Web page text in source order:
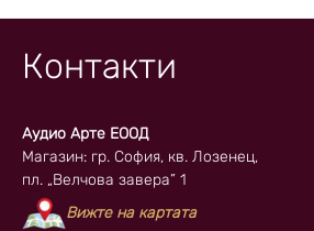
Контакти
Аудио Арте ЕООД
Магазин: гр. София, кв. Лозенец,
пл. „Велчова завера” 1
Вижте на картата